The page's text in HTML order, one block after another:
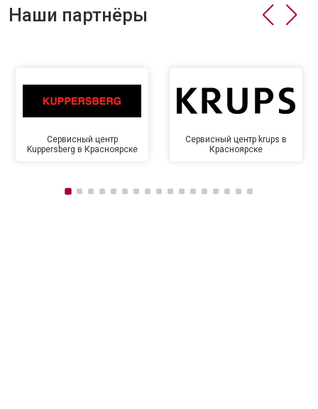
Наши партнёры
Сервисный центр
Kuppersberg в Красноярске
Сервисный центр krups в
Красноярске